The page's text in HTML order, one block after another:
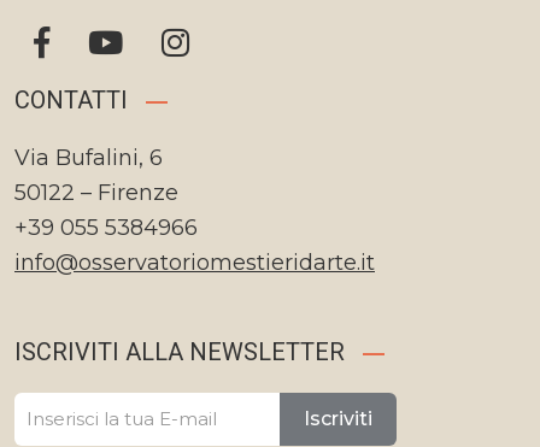
CONTATTI
Via Bufalini, 6
50122 – Firenze
+39 055 5384966
info@osservatoriomestieridarte.it
ISCRIVITI ALLA NEWSLETTER
Iscriviti